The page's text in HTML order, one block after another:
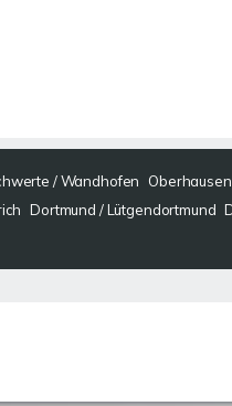
/ Wandhofen
Dortmund / Lütgendortmund